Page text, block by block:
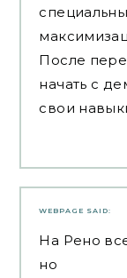
После
начать с
свои
WEBPAGE SAID:
На Рено
но